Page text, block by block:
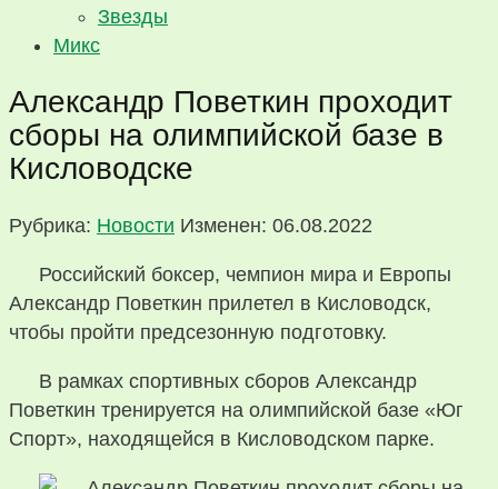
Звезды
Микс
Александр Поветкин проходит
сборы на олимпийской базе в
Кисловодске
Рубрика: Новости Изменен: 06.08.2022
Российский боксер, чемпион мира и Европы
Александр Поветкин прилетел в Кисловодск,
чтобы пройти предсезонную подготовку.
В рамках спортивных сборов Александр
Поветкин тренируется на олимпийской базе «Юг
Спорт», находящейся в Кисловодском парке.